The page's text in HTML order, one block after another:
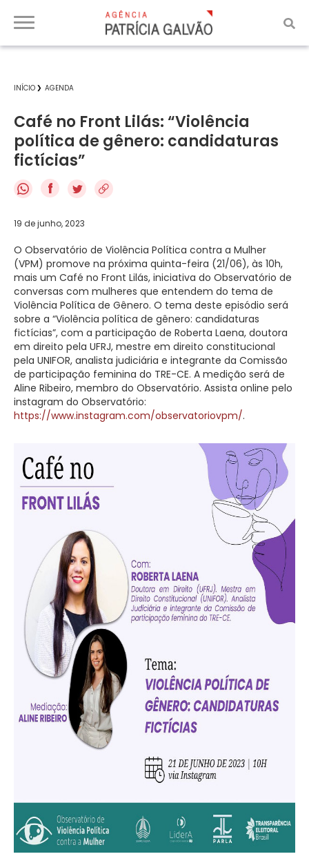
INÍCIO AGENDA
Café no Front Lilás: “Violência
política de gênero: candidaturas
fictícias”
f
19 de junho, 2023
O Observatório de Violência Política contra a Mulher
(VPM) promove na próxima quinta-feira (21/06), às 10h,
mais um Café no Front Lilás, iniciativa do Observatório de
conversas com mulheres que entendem do tema de
Violência Política de Gênero. O tema deste episódio será
sobre a “Violência política de gênero: candidaturas
fictícias”, com a participação de Roberta Laena, doutora
em direito pela UFRJ, mestre em direito constitucional
pela UNIFOR, analista judiciária e integrante da Comissão
de participação feminina do TRE-CE. A medição será de
Aline Ribeiro, membro do Observatório. Assista online pelo
instagram do Observatório:
https://www.instagram.com/observatoriovpm/.